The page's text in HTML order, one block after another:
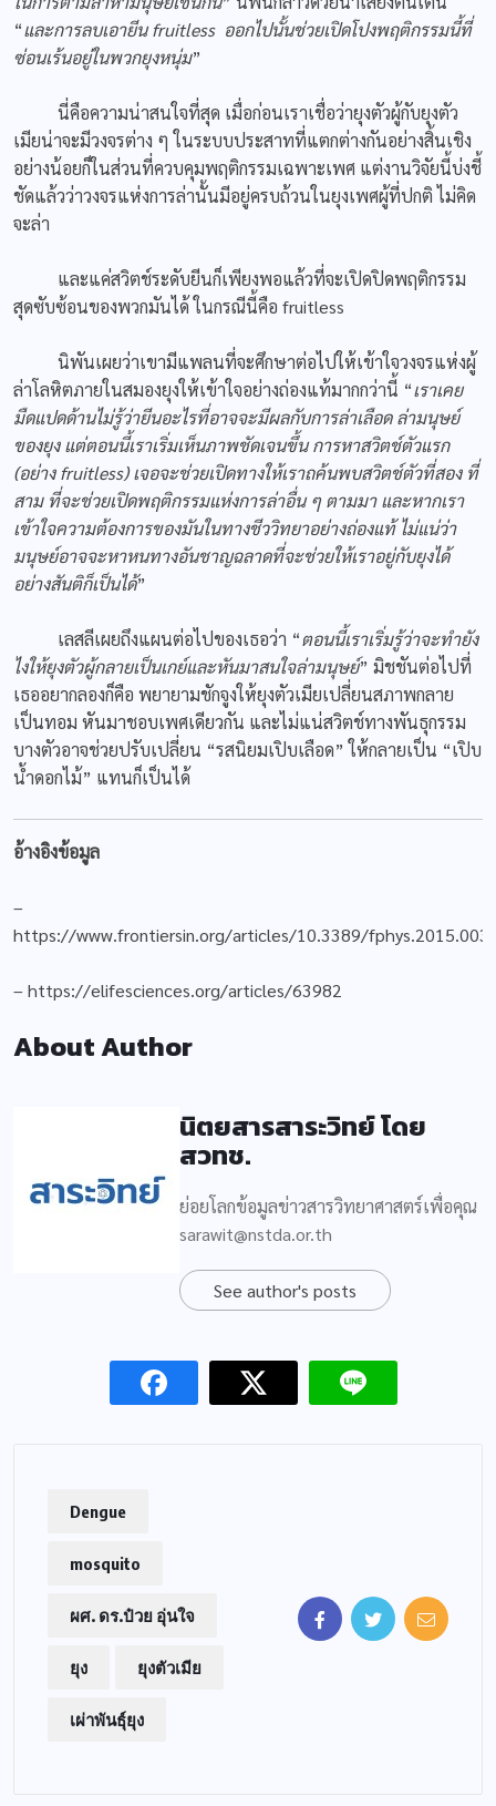
“และการลบเอายีนfruitless ออกไปนั้นช่วยเปิดโปงพฤติกรรมนี้ที่
ซ่อนเร้นอยู่ในพวกยุงหนุ่ม”
นี่คือความน่าสนใจที่สุด เมื่อก่อนเราเชื่อว่ายุงตัวผู้กับยุงตัว
เมียน่าจะมีวงจรต่าง ๆ ในระบบประสาทที่แตกต่างกันอย่างสิ้นเชิง
อย่างน้อยก็ในส่วนที่ควบคุมพฤติกรรมเฉพาะเพศ แต่งานวิจัยนี้บ่งชี้
ชัดแล้วว่าวงจรแห่งการล่านั้นมีอยู่ครบถ้วนในยุงเพศผู้ที่ปกติ ไม่คิด
จะล่า
และแค่สวิตช์ระดับยีนก็เพียงพอแล้วที่จะเปิดปิดพฤติกรรม
สุดซับซ้อนของพวกมันได้ ในกรณีนี้คือ fruitless
นิพันเผยว่าเขามีแพลนที่จะศึกษาต่อไปให้เข้าใจวงจรแห่งผู้
ล่าโลหิตภายในสมองยุงให้เข้าใจอย่างถ่องแท้มากกว่านี้ “เราเคย
มืดแปดด้านไม่รู้ว่ายีนอะไรที่อาจจะมีผลกับการล่าเลือด ล่ามนุษย์
ของยุง แต่ตอนนี้เราเริ่มเห็นภาพชัดเจนขึ้น การหาสวิตช์ตัวแรก
(อย่างfruitless) เจอจะช่วยเปิดทางให้เราถค้นพบสวิตช์ตัวที่สอง ที่
สาม ที่จะช่วยเปิดพฤติกรรมแห่งการล่าอื่น ๆ ตามมา และหากเรา
เข้าใจความต้องการของมันในทางชีววิทยาอย่างถ่องแท้ ไม่แน่ว่า
มนุษย์อาจจะหาหนทางอันชาญฉลาดที่จะช่วยให้เราอยู่กับยุงได้
อย่างสันติก็เป็นได้”
เลสลีเผยถึงแผนต่อไปของเธอว่า “ตอนนี้เราเริ่มรู้ว่าจะทำยัง
ไงให้ยุงตัวผู้กลายเป็นเกย์และหันมาสนใจล่ามนุษย์” มิชชันต่อไปที่
เธออยากลองก็คือ พยายามชักจูงให้ยุงตัวเมียเปลี่ยนสภาพกลาย
เป็นทอม หันมาชอบเพศเดียวกัน และไม่แน่สวิตช์ทางพันธุกรรม
บางตัวอาจช่วยปรับเปลี่ยน “รสนิยมเปิบเลือด” ให้กลายเป็น “เปิบ
น้ำดอกไม้” แทนก็เป็นได้
อ้างอิงข้อมูล
–
https://www.frontiersin.org/articles/10.3389/
– https://elifesciences.org/articles/63982
About Author
นิตยสารสาระวิทย์ โดย
สวทช.
ย่อยโลกข้อมูลข่าวสารวิทยาศาสตร์เพื่อคุณ
sarawit@nstda.or.th
See author's posts
Dengue
mosquito
ผศ. ดร.ป๋วย อุ่นใจ
ยุง ยุงตัวเมีย
เผ่าพันธุ์ยุง